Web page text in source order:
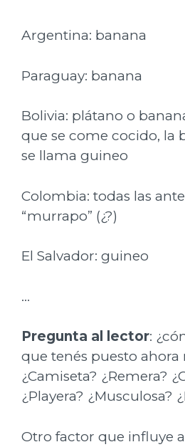
Argentina: banana
Paraguay: banana
Bolivia: plátano o
que se come cocido, la
se llama guineo
Colombia: todas las
“murrapo” (¿?)
El Salvador: guineo
…
Pregunta al lector:
que tenés puesto ahora
¿Camiseta? ¿Remera?
¿Playera? ¿Musculosa?
Otro factor que influye